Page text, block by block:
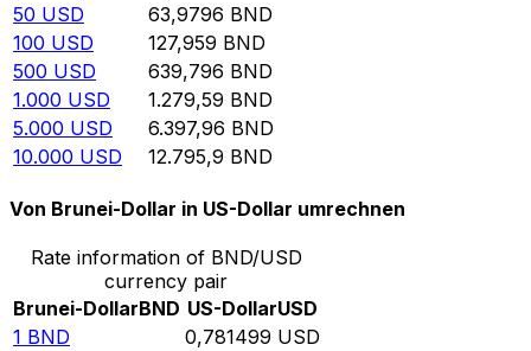
50 USD 63,9796 BND
100 USD 127,959 BND
500 USD 639,796 BND
1.000 USD 1.279,59 BND
5.000 USD 6.397,96 BND
10.000 USD 12.795,9 BND
Von Brunei-Dollar in US-Dollar umrechnen
Rate information of BND/USD
currency pair
Brunei-DollarBND US-DollarUSD
1 BND 0,781499 USD